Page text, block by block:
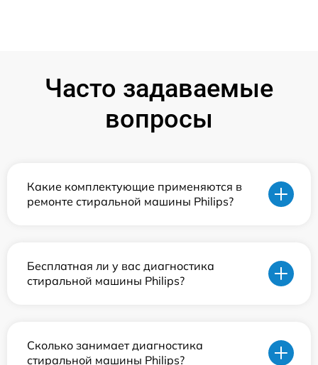
Часто задаваемые
вопросы
Какие комплектующие применяются в
ремонте стиральной машины Philips?
Бесплатная ли у вас диагностика
стиральной машины Philips?
Сколько занимает диагностика
стиральной машины Philips?